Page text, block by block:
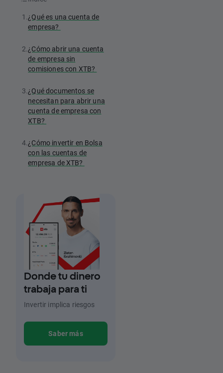
1.¿Qué es una cuenta de
empresa?
2.¿Cómo abrir una cuenta
de empresa sin
comisiones con XTB?
3.¿Qué documentos se
necesitan para abrir una
cuenta de empresa con
XTB?
4.¿Cómo invertir en Bolsa
con las cuentas de
empresa de XTB?
Donde tu dinero
trabaja para ti
Invertir implica riesgos
Saber más